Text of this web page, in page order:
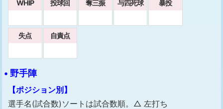
WHIP 投球回 奪三振 与四死球 暴投
失点 自責点
• 野手陣
【ポジション別】
選手名(試合数)ソートは試合数順。△ 左打ち